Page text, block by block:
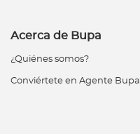
Acerca de Bupa
¿Quiénes somos?
Conviértete en Agente Bupa